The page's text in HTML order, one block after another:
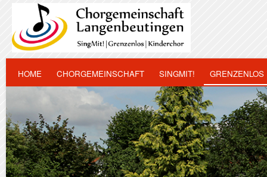
HOME CHORGEMEINSCHAFT SINGMIT! GRENZENLOS